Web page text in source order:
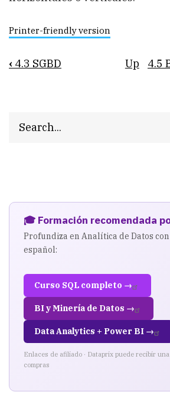
Printer-friendly version
Book
for
‹ 4.3 SGBD Up 4.5
🎓 Formación recomendada
Profundiza en Analítica de Datos
español:
Curso SQL completo →
BI y Minería de Datos →
Data Analytics + Power BI →
Enlaces de afiliado · Dataprix puede recibir
compras